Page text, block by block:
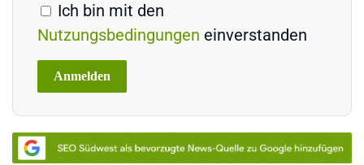
Ich bin mit den
Nutzungsbedingungen einverstanden